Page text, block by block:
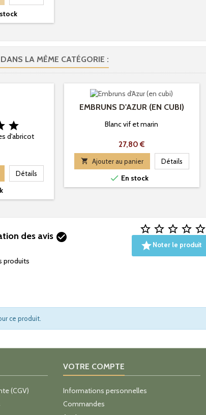
LA MÊME CATÉGORIE :

d'abricot
Détails
EMBRUNS D'AZUR (EN CUBI)
Blanc vif et marin
Prix
27,80 €
 Ajouter au panier Détails
 En stock
des avis 
    
Noter le produit
produits
ce produit.
(CGV)
VOTRE COMPTE
Informations personnelles
Commandes